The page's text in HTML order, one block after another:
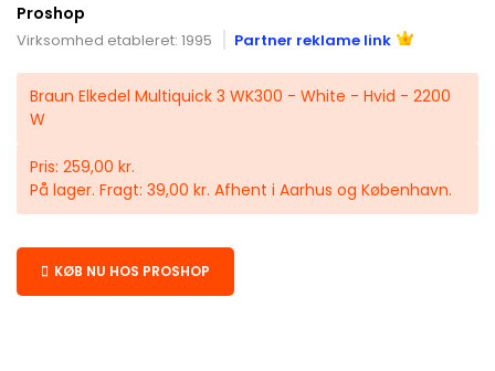
Proshop
Virksomhed etableret: 1995 Partner reklame link
Braun Elkedel Multiquick 3 WK300 - White - Hvid - 2200
W
Pris: 259,00 kr.
På lager. Fragt: 39,00 kr. Afhent i Aarhus og København.
KØB NU HOS PROSHOP